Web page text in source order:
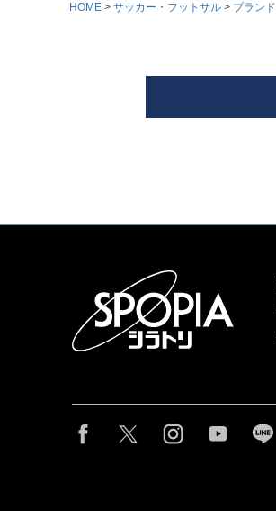
HOME
サッカー・フットサル ブランド